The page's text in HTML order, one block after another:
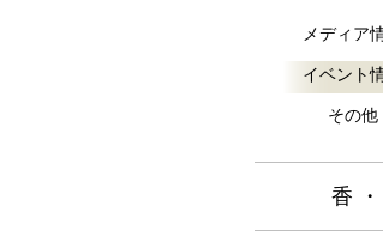
メディア
イベント
その他
香